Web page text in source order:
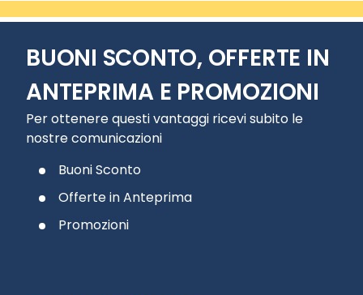
BUONI SCONTO, OFFERTE IN
ANTEPRIMA E PROMOZIONI
Per ottenere questi vantaggi ricevi subito le
nostre comunicazioni
Buoni Sconto
Offerte in Anteprima
Promozioni